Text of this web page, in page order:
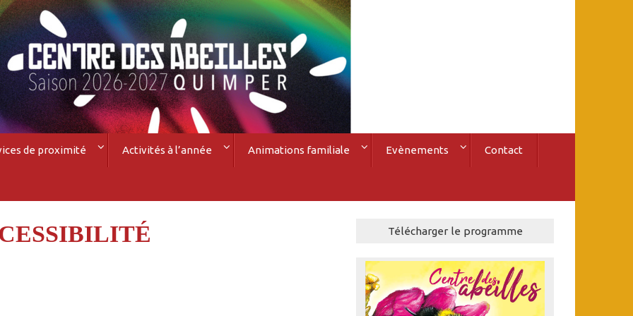
de proximité Activités à l’année Animations familiale Evènements Contact
Télécharger le programme